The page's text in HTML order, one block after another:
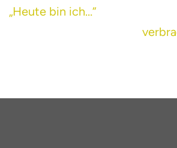
Beitragsnavigation
„Heute bin ich…“